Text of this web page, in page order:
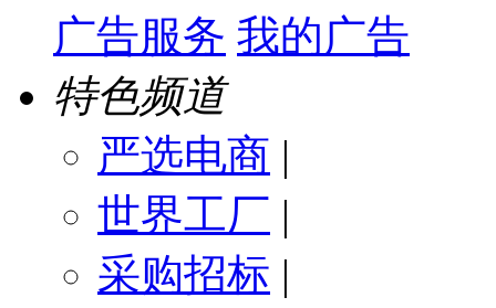
广告服务 我的广告
特色频道
严选电商 |
世界工厂 |
采购招标 |